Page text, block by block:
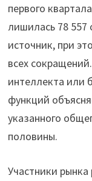
первого
лишилась 78 557
источник, при
всех
интеллекта или
функций
указанного
половины.
Участники рынка